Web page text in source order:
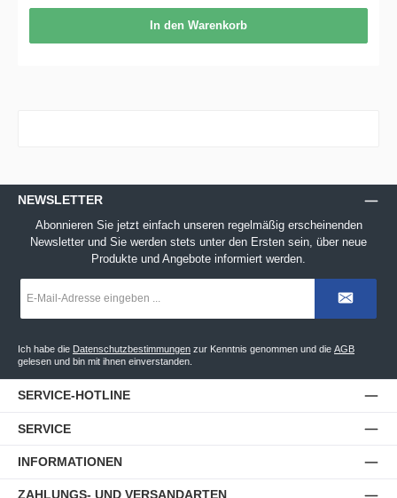
In den Warenkorb
NEWSLETTER
Abonnieren Sie jetzt einfach unseren regelmäßig erscheinenden
Newsletter und Sie werden stets unter den Ersten sein, über neue
Produkte und Angebote informiert werden.
Mail-
*
Ich habe die Datenschutzbestimmungen zur Kenntnis genommen und die AGB
gelesen und bin mit ihnen einverstanden.
SERVICE-HOTLINE
SERVICE
INFORMATIONEN
ZAHLUNGS- UND VERSANDARTEN